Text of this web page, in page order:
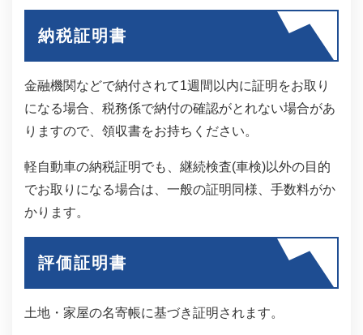
納税証明書
金融機関などで納付されて1週間以内に証明をお取り
になる場合、税務係で納付の確認がとれない場合があ
りますので、領収書をお持ちください。
軽自動車の納税証明でも、継続検査(車検)以外の目的
でお取りになる場合は、一般の証明同様、手数料がか
かります。
評価証明書
土地・家屋の名寄帳に基づき証明されます。